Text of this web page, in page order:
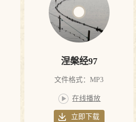
涅槃经97
文件格式：MP3
在线播放
立即下载